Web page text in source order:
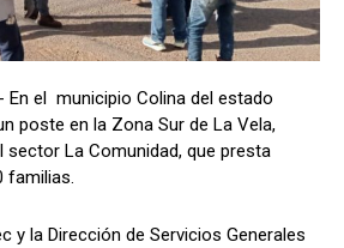
En el municipio Colina del estado
poste en la Zona Sur de La Vela,
sector La Comunidad, que presta
familias.
y la Dirección de Servicios Generales